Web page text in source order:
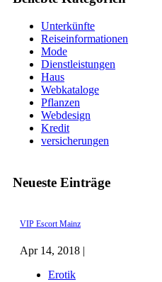
Unterkünfte
Reiseinformationen
Mode
Dienstleistungen
Haus
Webkataloge
Pflanzen
Webdesign
Kredit
versicherungen
Neueste Einträge
VIP Escort Mainz
Apr 14, 2018 |
Erotik